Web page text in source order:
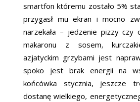
smartfon któremu zostało 5%
przygasł mu ekran i mocno
narzekała – jedzenie pizzy czy
makaronu z sosem,
azjatyckim grzybami jest
spoko jest brak energii na
końcówka stycznia, jeszcze
dostanę wielkiego,